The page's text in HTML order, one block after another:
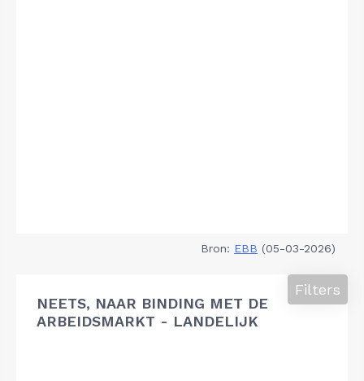
Bron: EBB (05-03-2026)
NEETS, NAAR BINDING MET DE
ARBEIDSMARKT - LANDELIJK
Filters